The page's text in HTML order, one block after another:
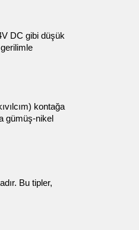
DC gibi düşük
kontağa
gümüş-nikel
Bu tipler,